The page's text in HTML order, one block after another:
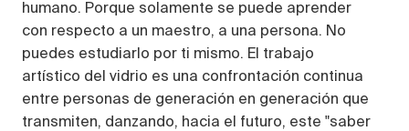
humano. Porque solamente se puede aprender
con respecto a un maestro, a una persona. No
puedes estudiarlo por ti mismo. El trabajo
artístico del vidrio es una confrontación continua
entre personas de generación en generación que
transmiten, danzando, hacia el futuro, este "saber